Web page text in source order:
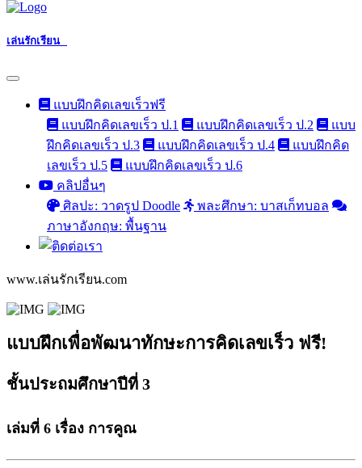
เล่นรักเรียน
แบบฝึกคิดเลขเร็วฟรี
แบบฝึกคิดเลขเร็ว ป.1
แบบฝึกคิดเลขเร็ว ป.2
แบบ
ฝึกคิดเลขเร็ว ป.3
แบบฝึกคิดเลขเร็ว ป.4
แบบฝึกคิด
เลขเร็ว ป.5
แบบฝึกคิดเลขเร็ว ป.6
คลิปอื่นๆ
ศิลปะ: วาดรูป Doodle
พละศึกษา: บาสเก็ทบอล
ภาษาอังกฤษ: พื้นฐาน
www.เล่นรักเรียน.com
แบบฝึกเพื่อพัฒนาทักษะการคิดเลขเร็ว ฟรี!
ชั้นประถมศึกษาปีที่ 3
เล่มที่ 6 เรื่อง การคูณ